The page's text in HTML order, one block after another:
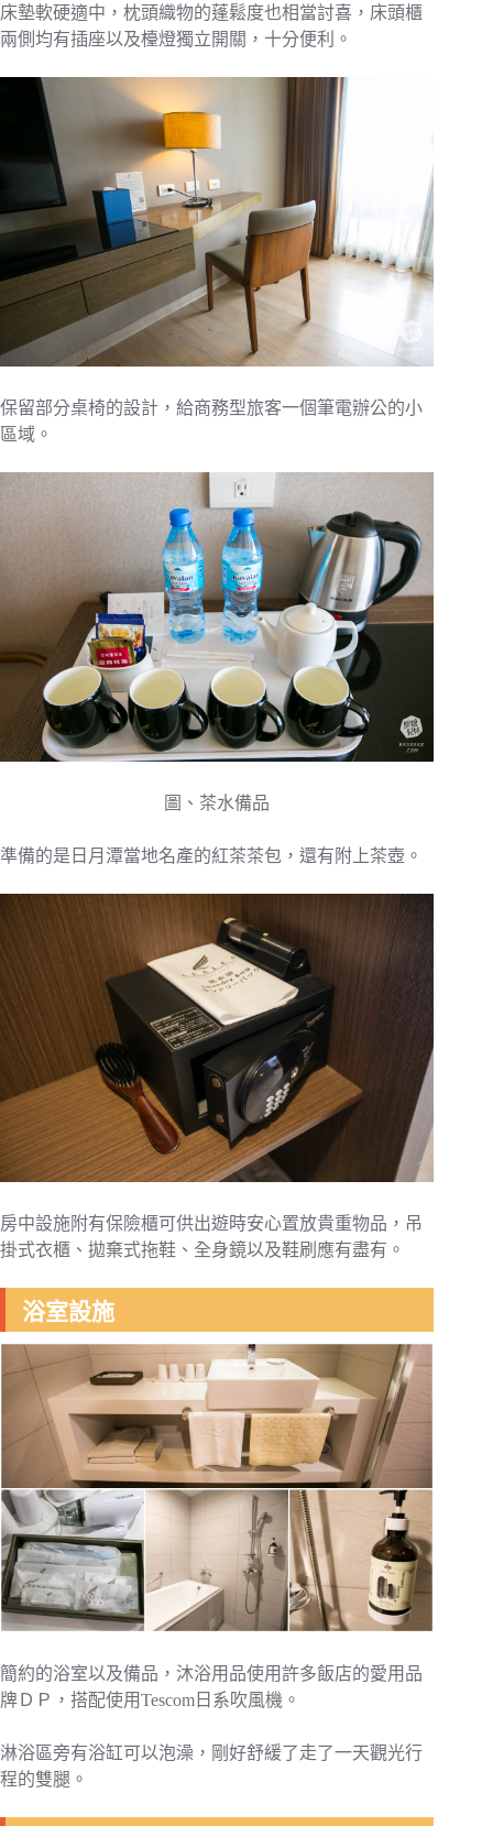
床墊軟硬適中，枕頭織物的蓬鬆度也相當討喜，床頭櫃
兩側均有插座以及檯燈獨立開關，十分便利。
保留部分桌椅的設計，給商務型旅客一個筆電辦公的小
區域。
圖、茶水備品
準備的是日月潭當地名產的紅茶茶包，還有附上茶壺。
房中設施附有保險櫃可供出遊時安心置放貴重物品，吊
掛式衣櫃、拋棄式拖鞋、全身鏡以及鞋刷應有盡有。
浴室設施
簡約的浴室以及備品，沐浴用品使用許多飯店的愛用品
牌ＤＰ，搭配使用Tescom日系吹風機。
淋浴區旁有浴缸可以泡澡，剛好舒緩了走了一天觀光行
程的雙腿。